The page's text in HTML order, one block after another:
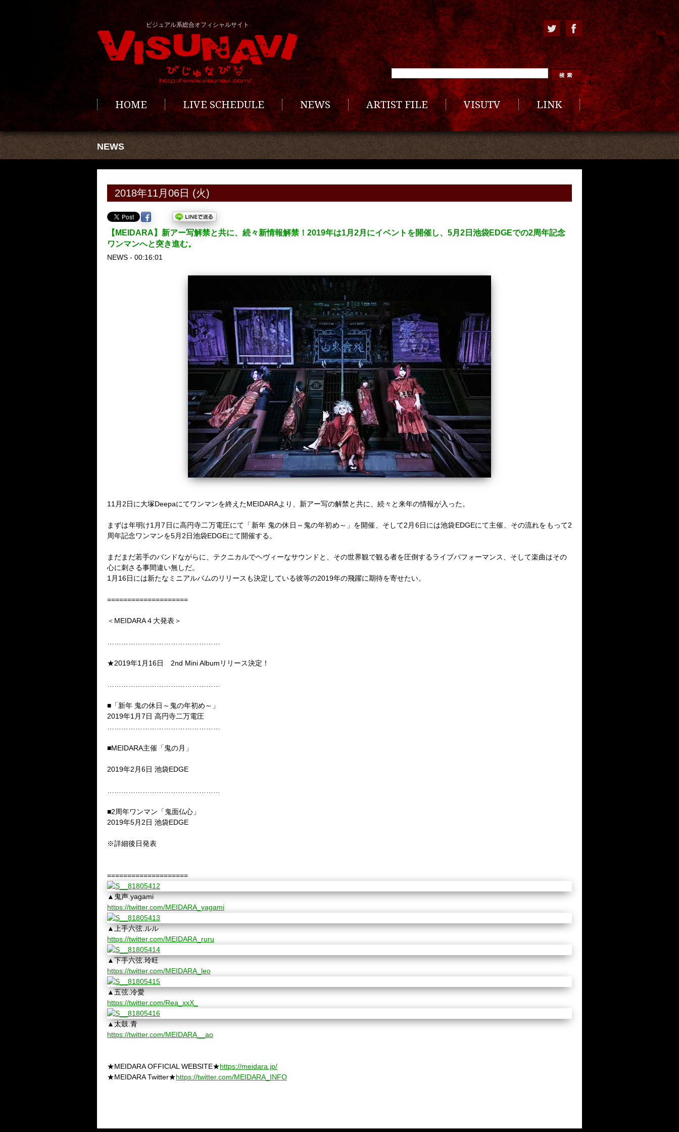
ビジュアル系総合オフィシャルサイト
HOME LIVE SCHEDULE NEWS ARTIST FILE VISUTV LINK
NEWS
2018年11月06日 (火)
【MEIDARA】新アー写解禁と共に、続々新情報解禁！2019年は1月2月にイベントを開催し、5月2日池袋EDGEでの2周年記念
ワンマンへと突き進む。
NEWS - 00:16:01
11 月 2日に大塚Deepaにてワンマンを終えたMEIDARAより、新アー写の解禁と共に、続々と来年の情報が入った。
まずは年明け1 月7 日に高円寺二万電圧にて「新年 鬼の休日～鬼の年初め～」を開催、そして2 月 6日には池袋EDGEにて主催、その流れをもって2
周年記念ワンマンを5月 2日池袋EDGEにて開催する。
まだまだ若手のバンドながらに、テクニカルでヘヴィーなサウンドと、その世界観で観る者を圧倒するライブパフォーマンス、そして楽曲はその
心に刺さる事間違い無しだ。
1 月 16日には新たなミニアルバムのリリースも決定している彼等の2019年の飛躍に期待を寄せたい。
====================
＜MEIDARA４大発表＞
★2019年1月16日 2nd Mini Albumリリース決定！
■「新年 鬼の休日～鬼の年初め～」
2019年1月7日 高円寺二万電圧
■MEIDARA主催「鬼の月」
2019年2月6日 池袋EDGE
■2周年ワンマン「鬼面仏心」
2019年5月2日 池袋EDGE
※詳細後日発表
====================
▲鬼声.yagami
https://twitter.com/MEIDARA_yagami
▲上手六弦.ルル
https://twitter.com/MEIDARA_ruru
▲下手六弦.玲旺
https://twitter.com/MEIDARA_leo
▲五弦.冷愛
https://twitter.com/Rea_xxX_
▲太鼓.青
https://twitter.com/MEIDARA__ao
★MEIDARA OFFICIAL WEBSITE★https://meidara.jp/
★MEIDARA Twitter★https://twitter.com/MEIDARA_INFO